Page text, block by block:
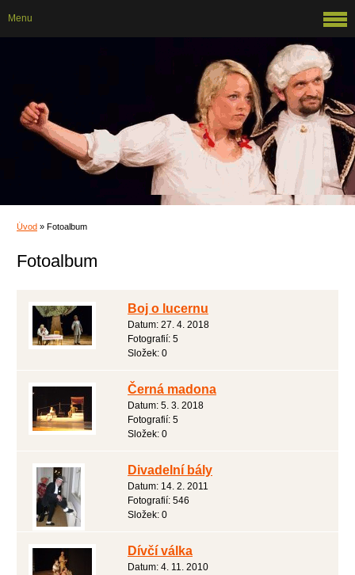
Úvod » Fotoalbum
Fotoalbum
Boj o lucernu
Datum: 27. 4. 2018
Fotografií: 5
Složek: 0
Černá madona
Datum: 5. 3. 2018
Fotografií: 5
Složek: 0
Divadelní bály
Datum: 14. 2. 2011
Fotografií: 546
Složek: 0
Dívčí válka
Datum: 4. 11. 2010
Menu